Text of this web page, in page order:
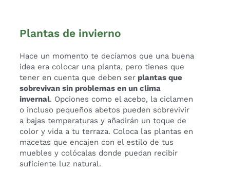
Plantas de invierno
Hace un momento te decíamos que una buena
idea era colocar una planta, pero tienes que
tener en cuenta que deben ser plantas que
sobrevivan sin problemas en un clima
invernal. Opciones como el acebo, la ciclamen
o incluso pequeños abetos pueden sobrevivir
a bajas temperaturas y añadirán un toque de
color y vida a tu terraza. Coloca las plantas en
macetas que encajen con el estilo de tus
muebles y colócalas donde puedan recibir
suficiente luz natural.